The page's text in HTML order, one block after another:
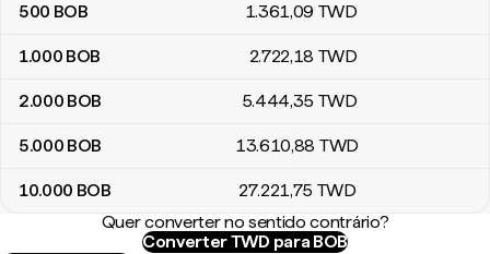
500 BOB 1.361,09 TWD
1.000 BOB 2.722,18 TWD
2.000 BOB 5.444,35 TWD
5.000 BOB 13.610,88 TWD
10.000 BOB 27.221,75 TWD
Quer converter no sentido contrário?
Converter TWD para BOB